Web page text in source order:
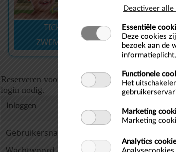
TICKETS
ZWEMZONE
Reserveren voor duiken, zeilen en
login nodig.
Inloggen
Gebruikersnaam
Deactiveer
Essentiële
Deze cookies
bezoek aan de
Functionele
Het
Marketing
Marketing
Analytics